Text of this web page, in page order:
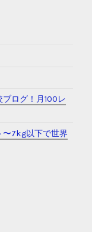
ブログ！月100レ
〜7kg以下で世界